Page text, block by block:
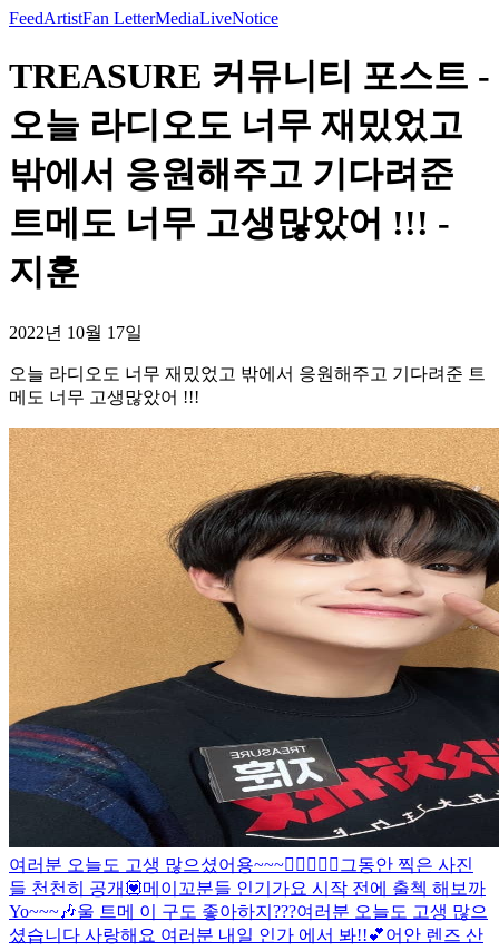
FeedArtistFan LetterMediaLiveNotice
TREASURE 커뮤니티 포스트 -
오늘 라디오도 너무 재밌었고
밖에서 응원해주고 기다려준
트메도 너무 고생많았어 !!! -
지훈
2022년 10월 17일
오늘 라디오도 너무 재밌었고 밖에서 응원해주고 기다려준 트
메도 너무 고생많았어 !!!
여러분 오늘도 고생 많으셨어용~~~👍🏼👍🏼🥳 그동안 찍은 사진
들 천천히 공개💟메이꼬분들 인기가요 시작 전에 출첵 해보까
Yo~~~🎶울 트메 이 구도 좋아하지???여러분 오늘도 고생 많으
셨습니다 사랑해요 여러분 내일 인가 에서 봐!!💕어안 렌즈 산